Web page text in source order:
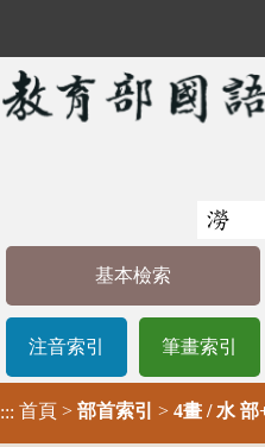
基本檢索
注音索引 筆畫索引
::: 首頁 > 部首索引 > 4畫 / 水 部